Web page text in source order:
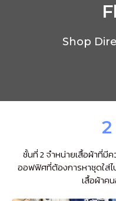
Shop
ชั้นที่ 2 จำหน่ายเสื้อผ้าที่มี
ออฟฟิศที่ต้องการหาชุดใส่ไ
เสื้อผ้าค